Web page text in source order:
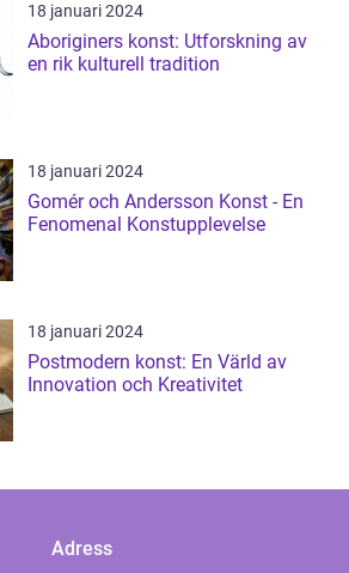
18 januari 2024
Aboriginers konst: Utforskning av
en rik kulturell tradition
18 januari 2024
Gomér och Andersson Konst - En
Fenomenal Konstupplevelse
18 januari 2024
Postmodern konst: En Värld av
Innovation och Kreativitet
Adress